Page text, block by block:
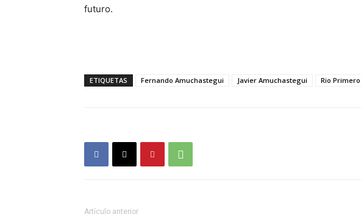
futuro.
ETIQUETAS Fernando Amuchastegui Javier Amuchastegui Rio Primero
Artículo anterior